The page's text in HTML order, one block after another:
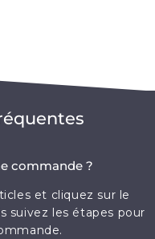
commande ?
et cliquez sur le
suivez les étapes pour